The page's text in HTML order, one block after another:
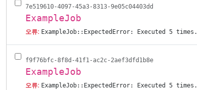
7e519610-4097-45a3-8313-9e05c04403dd
ExampleJob
오류: ExampleJob::ExpectedError: Executed 5 times.
f9f76bfc-8f8d-41f1-ac2c-2aef3dfd1b8e
ExampleJob
오류: ExampleJob::ExpectedError: Executed 5 times.